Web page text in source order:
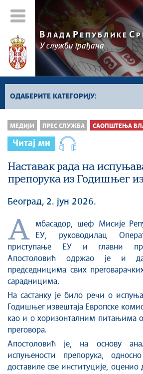
В ЛАДА РЕПУБЛИКЕ С
У служби грађана
ОДАБЕРИТЕ КАТЕГОРИЈУ:
Kонференцијe за новинаре
Најавe и обавештења
Саопштења Владе
Саопштења министарстава
Аудио прес
МЕДИЈИ ПРЕС СЛУЖБА САОПШТЕЊА
Читај ми
Наставак рада на
препорука из Годишњег
Београд, 2. јун 2026.
А
мбасадор, шеф Мисије
ЕУ, руководилац
приступање ЕУ и главни
Апостоловић одржао је и
председницима свих
сарадницима.
На састанку је било речи о
Годишњег извештаја Европске
као и o хоризонталним питањима
преговора.
Апостоловић је, на основу
испуњености препорука,
доставиле све институције, оценио